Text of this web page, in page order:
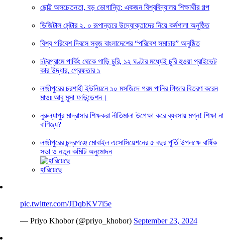
ছোট্ট অসচেতনতা, বড় ভোগান্তি: একজন বিশ্ববিদ্যালয় শিক্ষার্থীর গল্প
ডিজিটাল সেন্টার ২. ০ রূপান্তরে উদ্যোক্তাদের নিয়ে কর্মশালা অনুষ্ঠিত
বিশ্ব পরিবেশ দিবসে সবুজ বাংলাদেশের “পরিবেশ সমাচার” অনুষ্ঠিত
চট্রগ্রামে পার্কিং থেকে গাড়ি চুরি, ১২ ঘণ্টার মধ্যেই চুরি হওয়া প্রাইভেট
কার উদ্ধার, গ্রেফতার ১
লক্ষ্মীপুরের চরশাহী ইউনিয়নে ১০ মসজিদে গরম পানির গিজার বিতরণ করেন
মাওঃ আবু মূসা ফাউন্ডেশন।
নুরুল্যাপুর মাদ্রাসার শিক্ষকরা নীতিমালা উপেক্ষা করে ব্যবসায় মগ্ন! শিক্ষা না
বাণিজ্য?
লক্ষ্মীপুরের চন্দ্রগঞ্জে মোবাইল এসোসিয়েশনের ৫ বছর পূর্তি উপলক্ষে বার্ষিক
সভা ও নতুন কমিটি অনুমোদন
হারিয়েছে
pic.twitter.com/JDqbKV7i5e
— Priyo Khobor (@priyo_khobor) September 23, 2024